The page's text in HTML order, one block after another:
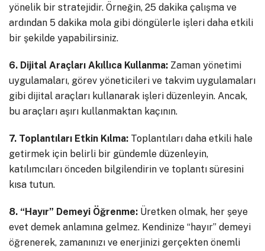
yönelik bir stratejidir. Örneğin, 25 dakika çalışma ve
ardından 5 dakika mola gibi döngülerle işleri daha etkili
bir şekilde yapabilirsiniz.
6. Dijital Araçları Akıllıca Kullanma: Zaman yönetimi
uygulamaları, görev yöneticileri ve takvim uygulamaları
gibi dijital araçları kullanarak işleri düzenleyin. Ancak,
bu araçları aşırı kullanmaktan kaçının.
7. Toplantıları Etkin Kılma: Toplantıları daha etkili hale
getirmek için belirli bir gündemle düzenleyin,
katılımcıları önceden bilgilendirin ve toplantı süresini
kısa tutun.
8. “Hayır” Demeyi Öğrenme: Üretken olmak, her şeye
evet demek anlamına gelmez. Kendinize “hayır” demeyi
öğrenerek, zamanınızı ve enerjinizi gerçekten önemli